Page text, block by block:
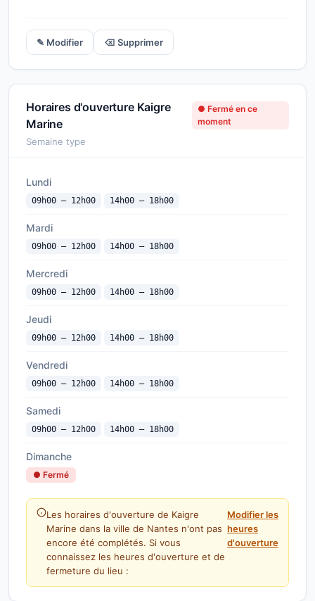
✎ Modifier ⌫ Supprimer
Horaires d'ouverture Kaigre
Marine
● Fermé en ce
moment
Semaine type
Lundi
09h00 — 12h00 14h00 — 18h00
Mardi
09h00 — 12h00 14h00 — 18h00
Mercredi
09h00 — 12h00 14h00 — 18h00
Jeudi
09h00 — 12h00 14h00 — 18h00
Vendredi
09h00 — 12h00 14h00 — 18h00
Samedi
09h00 — 12h00 14h00 — 18h00
Dimanche
● Fermé
Les horaires d'ouverture de Kaigre
Marine dans la ville de Nantes n'ont pas
encore été complétés. Si vous
connaissez les heures d'ouverture et de
fermeture du lieu :
Modifier les
heures
d'ouverture